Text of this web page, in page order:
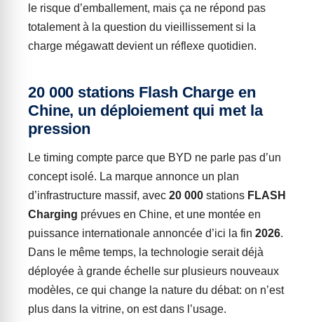
le risque d’emballement, mais ça ne répond pas
totalement à la question du vieillissement si la
charge mégawatt devient un réflexe quotidien.
20 000 stations Flash Charge en
Chine, un déploiement qui met la
pression
Le timing compte parce que BYD ne parle pas d’un
concept isolé. La marque annonce un plan
d’infrastructure massif, avec 20 000 stations FLASH
Charging prévues en Chine, et une montée en
puissance internationale annoncée d’ici la fin 2026.
Dans le même temps, la technologie serait déjà
déployée à grande échelle sur plusieurs nouveaux
modèles, ce qui change la nature du débat: on n’est
plus dans la vitrine, on est dans l’usage.